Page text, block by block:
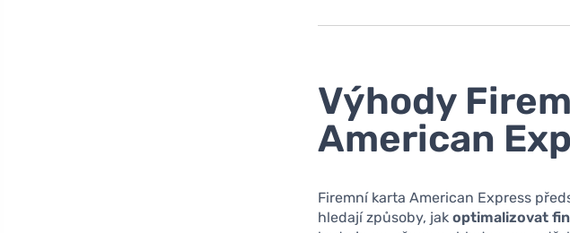
Výhody
American
Firemní karta American Express
hledají způsoby, jakoptimalizovat